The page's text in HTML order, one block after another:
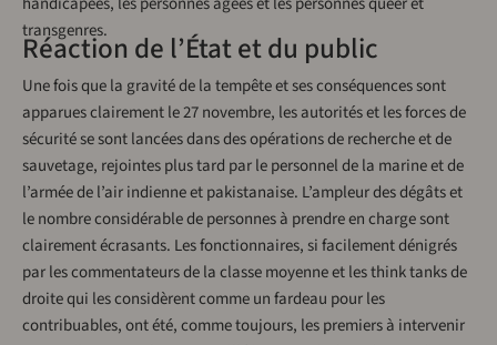
transgenres.
Réaction de l’État et du public
Une fois que la gravité de la tempête et ses conséquences sont
apparues clairement le 27 novembre, les autorités et les forces de
sécurité se sont lancées dans des opérations de recherche et de
sauvetage, rejointes plus tard par le personnel de la marine et de
l’armée de l’air indienne et pakistanaise. L’ampleur des dégâts et
le nombre considérable de personnes à prendre en charge sont
clairement écrasants. Les fonctionnaires, si facilement dénigrés
par les commentateurs de la classe moyenne et les think tanks de
droite qui les considèrent comme un fardeau pour les
contribuables, ont été, comme toujours, les premiers à intervenir